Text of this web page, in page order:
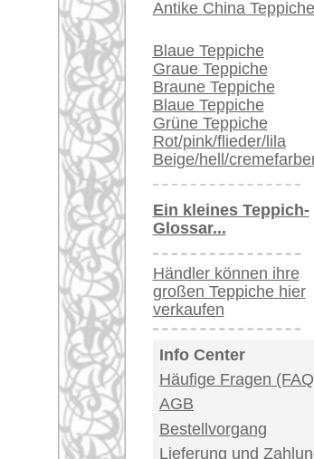
Mehr über
Uschak
berühmte
Bereits aus
vorhanden. Im
auch in
Adelsleute wie
ihr Wappen
lieferten damit
Uschak-
Arabesken-
Provenienz